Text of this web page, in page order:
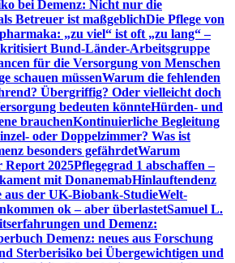
bei Demenz: Nicht nur die
Betreuer ist maßgeblichDie Pflege von
„zu viel“ ist oft „zu lang“ –
Bund-Länder-Arbeitsgruppe
für die Versorgung von Menschen
schauen müssenWarum die fehlenden
Übergriffig? Oder vielleicht doch
bedeuten könnteHürden- und
brauchenKontinuierliche Begleitung
oder Doppelzimmer? Was ist
besonders gefährdetWarum
Report 2025Pflegegrad 1 abschaffen –
mit DonanemabHinlauftendenz
aus der UK-Biobank-StudieWelt-
ok – aber überlastetSamuel L.
und Demenz:
Demenz: neues aus Forschung
Sterberisiko bei Übergewichtigen und